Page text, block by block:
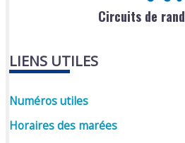
Circuits de
LIENS UTILES
Numéros utiles
Horaires des marées